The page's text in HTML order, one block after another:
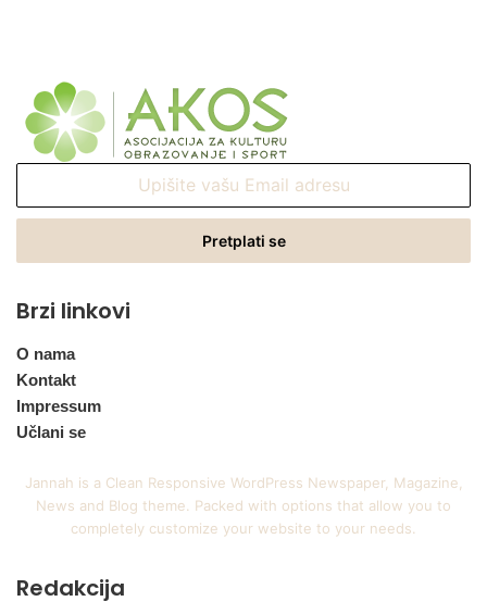
Email
Brzi linkovi
O nama
Kontakt
Impressum
Učlani se
Jannah is a Clean Responsive WordPress Newspaper, Magazine,
News and Blog theme. Packed with options that allow you to
completely customize your website to your needs.
Redakcija